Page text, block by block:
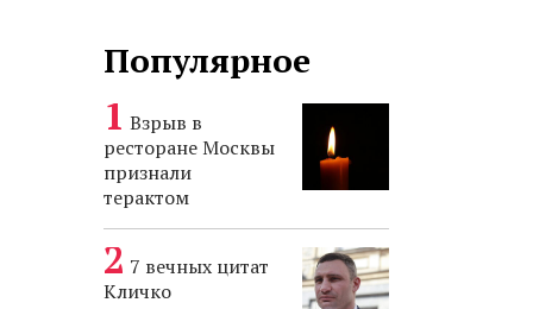
Популярное
Взрыв в
ресторане Москвы
признали
терактом
7 вечных цитат
Кличко